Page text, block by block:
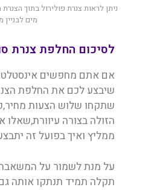
ניתן לראות צנרת פולירול בתוך
מים
לסיכום החלפת צנרת
אם אתם מחפשים
שיבצע לכם את החלפת
שתקחו שלוש הצעות
הזולה בצורה
ממליץ ואיך בפועל זה
על מנת לשמור על
תקלה תמיד תנתקו אותה